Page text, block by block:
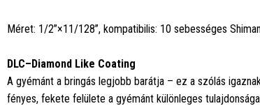
Méret: 1/2”×11/128”, kompatibilis: 10 sebességes
DLC–Diamond Like Coating
A gyémánt a bringás legjobb barátja – ez a szólás
fényes, fekete felülete a gyémánt különleges